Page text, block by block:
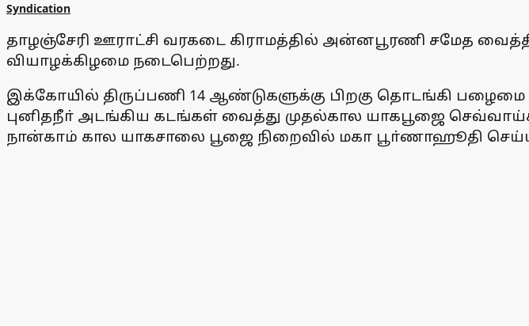
Syndication
தாழஞ்சேரி ஊராட்சி வரகடை கிராமத்தில் அன்னபூரணி சமேத
வியாழக்கிழமை நடைபெற்றது.
இக்கோயில் திருப்பணி 14 ஆண்டுகளுக்கு பிறகு தொடங்கி
புனிதநீா் அடங்கிய கடங்கள் வைத்து முதல்கால யாகபூஜை
நான்காம் கால யாகசாலை பூஜை நிறைவில் மகா பூா்ணாஹூதி